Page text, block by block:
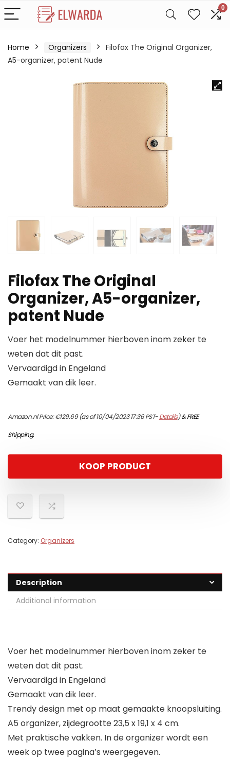
0
Home Organizers
Filofax The Original Organizer,
A5-organizer, patent Nude
Filofax The Original
Organizer, A5-organizer,
patent Nude
Voer het modelnummer hierboven inom zeker te
weten dat dit past.
Vervaardigd in Engeland
Gemaakt van dik leer.
Amazon.nl Price:€129.69(as of 10/04/2023 17:36 PST-Details)&FREE
Shipping.
KOOP PRODUCT
Category: Organizers
Description
Additional information
Voer het modelnummer hierboven inom zeker te
weten dat dit past.
Vervaardigd in Engeland
Gemaakt van dik leer.
Trendy design met op maat gemaakte knoopsluiting.
A5 organizer, zijdegrootte 23,5 x 19,1 x 4 cm.
Met praktische vakken. In de organizer wordt een
week op twee pagina’s weergegeven.